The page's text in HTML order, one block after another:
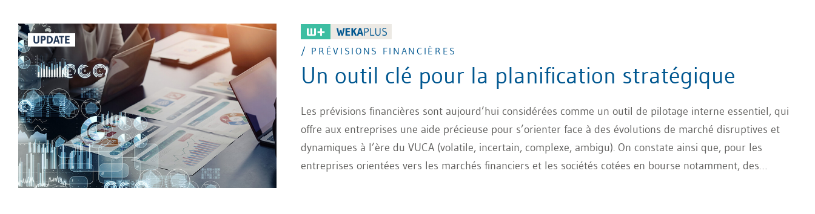
UPDATE
/ PRÉVISIONS FINANCIÈRES
Un outil clé pour la planification stratégique
Les prévisions financières sont aujourd’hui considérées comme un outil de pilotage interne essentiel, qui
offre aux entreprises une aide précieuse pour s’orienter face à des évolutions de marché disruptives et
dynamiques à l’ère du VUCA (volatile, incertain, complexe, ambigu). On constate ainsi que, pour les
entreprises orientées vers les marchés financiers et les sociétés cotées en bourse notamment, des